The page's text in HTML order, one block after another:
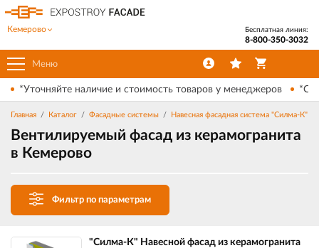
Меню
Кемерово Бесплатная линия:
8-800-350-3032
*Уточняйте наличие и стоимость товаров у менеджеров
Главная Каталог Фасадные системы Навесная фасадная система "Силма-К"
Вентилируемый фасад из керамогранита
в Кемерово
Фильтр по параметрам
"Силма-К" Навесной фасад из керамогранита